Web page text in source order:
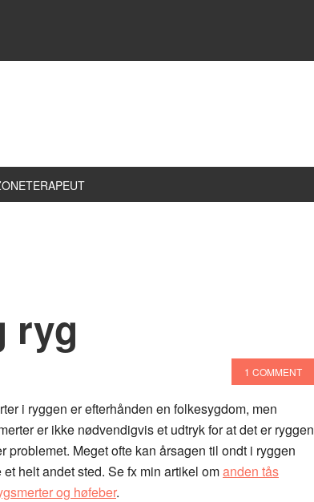
ryg
1 COMMENT
i ryggen er efterhånden en folkesygdom, men
er ikke nødvendigvis et udtryk for at det er ryggen
problemet. Meget ofte kan årsagen til ondt i ryggen
et helt andet sted. Se fx min artikel omanden tås
og høfeber.